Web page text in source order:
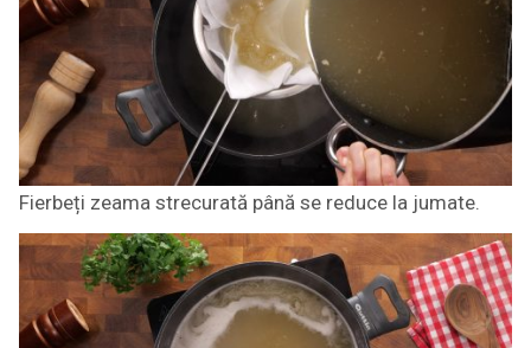
Fierbeți zeama strecurată până se reduce la jumate.